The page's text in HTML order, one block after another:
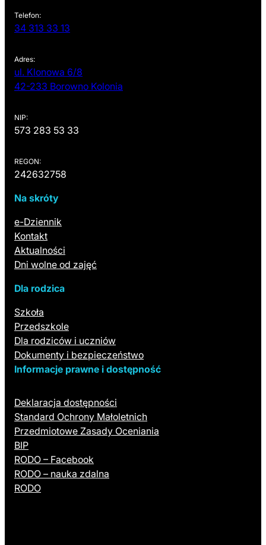
Telefon:
34 313 33 13
Adres:
ul. Klonowa 6/8
42-233 Borowno Kolonia
NIP:
573 283 53 33
REGON:
242632758
Na skróty
e-Dziennik
Kontakt
Aktualności
Dni wolne od zajęć
Dla rodzica
Szkoła
Przedszkole
Dla rodziców i uczniów
Dokumenty i bezpieczeństwo
Informacje prawne i dostępność
Deklaracja dostępności
Standard Ochrony Małoletnich
Przedmiotowe Zasady Oceniania
BIP
RODO – Facebook
RODO – nauka zdalna
RODO